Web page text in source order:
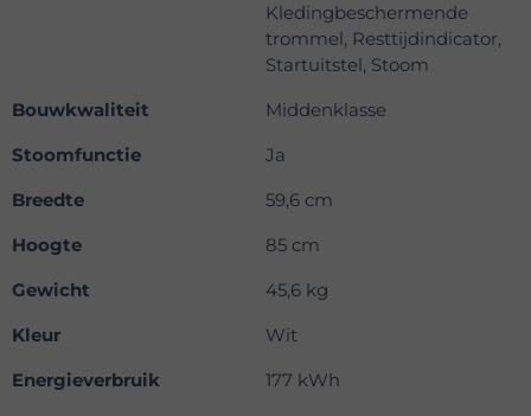
Kledingbeschermende
trommel, Resttijdindicator,
Startuitstel, Stoom
Bouwkwaliteit
Middenklasse
Stoomfunctie
Ja
Breedte
59,6 cm
Hoogte
85 cm
Gewicht
45,6 kg
Kleur
Wit
Energieverbruik
177 kWh